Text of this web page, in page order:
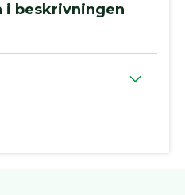
i beskrivningen